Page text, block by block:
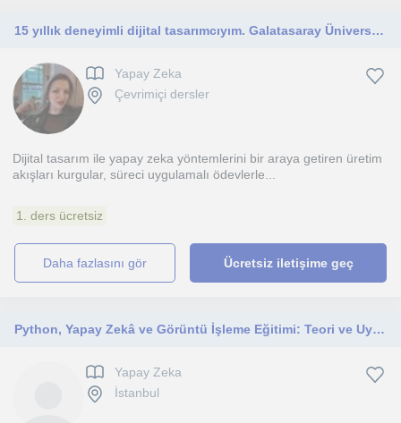
15 yıllık deneyimli dijital tasarımcıyım. Galatasaray Üniversitesi'nde de konuk eğitmen olarak Yapay Zeka dersleri vermekteyim
Yapay Zeka
Çevrimiçi dersler
Dijital tasarım ile yapay zeka yöntemlerini bir araya getiren üretim
akışları kurgular, süreci uygulamalı ödevlerle...
1. ders ücretsiz
daha fazlasını gör Ücretsiz iletişime geç
Python, Yapay Zekâ ve Görüntü İşleme Eğitimi: Teori ve Uygulama Bir Arada
Yapay Zeka
İstanbul